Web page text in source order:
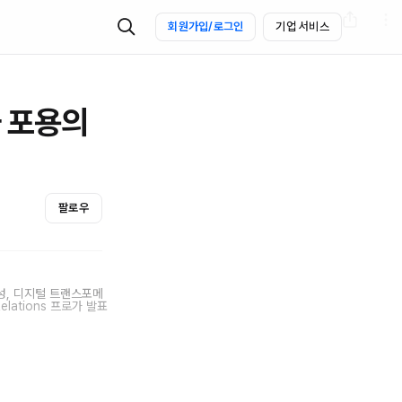
회원가입/로그인 기업 서비스
용의
팔로우
디지털 트랜스포메
프로가 발표